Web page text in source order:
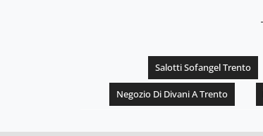
Salotti Sofangel Trento
Negozio Di Divani A Trento